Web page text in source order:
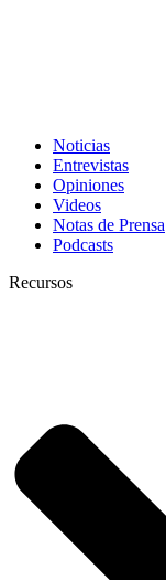
Noticias
Entrevistas
Opiniones
Videos
Notas de Prensa
Podcasts
Recursos